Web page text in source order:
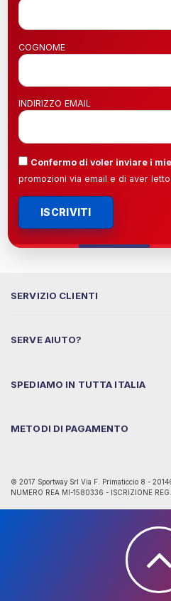
COGNOME
INDIRIZZO EMAIL
Confermo di voler inviare i
promozioni via email e di aver letto
ISCRIVITI
SERVIZIO CLIENTI
SERVE AIUTO?
SPEDIAMO IN TUTTA ITALIA
METODI DI PAGAMENTO
© 2017 Sportway Srl Via F. Primaticcio 8 -
NUMERO REA MI-1580336 - ISCRIZIONE